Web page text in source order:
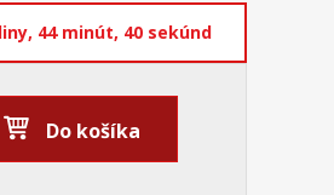
44 minút, 39 sekúnd
Do košíka